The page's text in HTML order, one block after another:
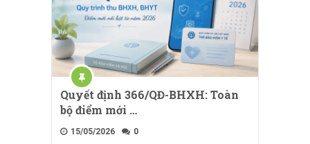
Quyết định 366/QĐ-BHXH: Toàn
bộ điểm mới …
15/05/2026 0